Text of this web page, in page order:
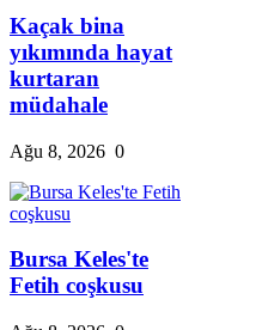
Kaçak bina
yıkımında hayat
kurtaran
müdahale
Ağu 8, 2026 0
Bursa Keles'te
Fetih coşkusu